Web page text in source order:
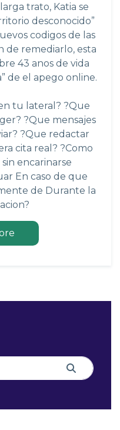
trato, Katia se
desconocido”
codigos de las
de remediarlo, esta
43 anos de vida
de el apego online.
tu lateral? ?Que
?Que mensajes
?Que redactar
cita real? ?Como
encarinarse
En caso de que
de Durante la
Search